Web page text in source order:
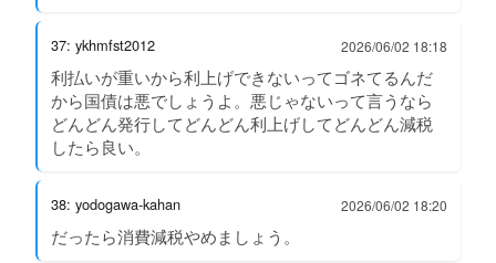
37: ykhmfst2012 2026/06/02 18:18
利払いが重いから利上げできないってゴネてるんだ
から国債は悪でしょうよ。悪じゃないって言うなら
どんどん発行してどんどん利上げしてどんどん減税
したら良い。
38: yodogawa-kahan 2026/06/02 18:20
だったら消費減税やめましょう。